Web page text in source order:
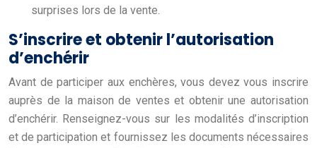
surprises lors de la vente.
S’inscrire et obtenir l’autorisation
d’enchérir
Avant de participer aux enchères, vous devez vous inscrire
auprès de la maison de ventes et obtenir une autorisation
d’enchérir. Renseignez-vous sur les modalités d’inscription
et de participation et fournissez les documents nécessaires